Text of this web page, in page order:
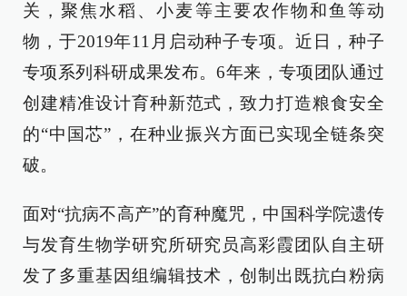
关，聚焦水稻、小麦等主要农作物和鱼等动
物，于2019年11月启动种子专项。近日，种子
专项系列科研成果发布。6年来，专项团队通过
创建精准设计育种新范式，致力打造粮食安全
的“中国芯”，在种业振兴方面已实现全链条突
破。
面对“抗病不高产”的育种魔咒，中国科学院遗传
与发育生物学研究所研究员高彩霞团队自主研
发了多重基因组编辑技术，创制出既抗白粉病